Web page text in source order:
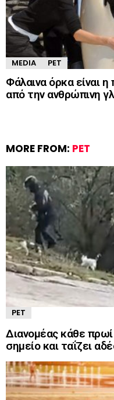
MEDIA PET
Φάλαινα όρκα είναι
από την ανθρώπινη
MORE FROM: PET
PET
Διανομέας κάθε
σημείο και ταΐζει